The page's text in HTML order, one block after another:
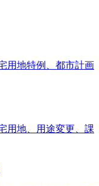
用地特例、都市計画
用地、用途変更、課